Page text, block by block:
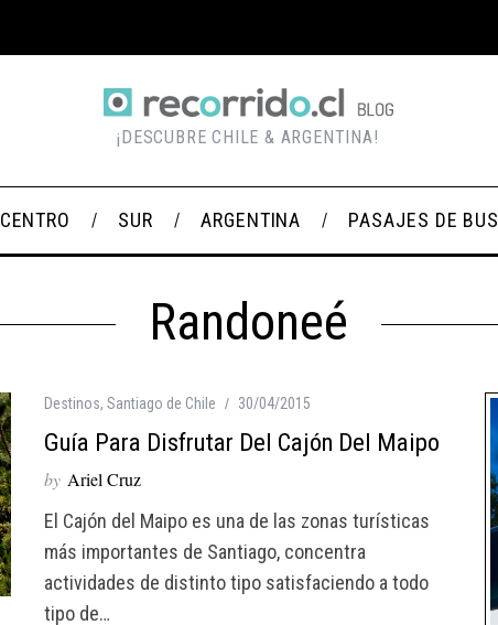
¡DESCUBRE CHILE & ARGENTINA!
CENTRO SUR ARGENTINA PASAJES DE BUS
Randoneé
Destinos, Santiago de Chile 30/04/2015
Guía Para Disfrutar Del Cajón Del Maipo
by Ariel Cruz
El Cajón del Maipo es una de las zonas turísticas
más importantes de Santiago, concentra
actividades de distinto tipo satisfaciendo a todo
tipo de…